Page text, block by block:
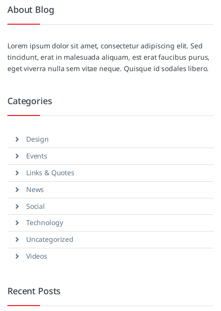
About Blog
Lorem ipsum dolor sit amet, consectetur adipiscing elit. Sed
tincidunt, erat in malesuada aliquam, est erat faucibus purus,
eget viverra nulla sem vitae neque. Quisque id sodales libero.
Categories
Design
Events
Links & Quotes
News
Social
Technology
Uncategorized
Videos
Recent Posts